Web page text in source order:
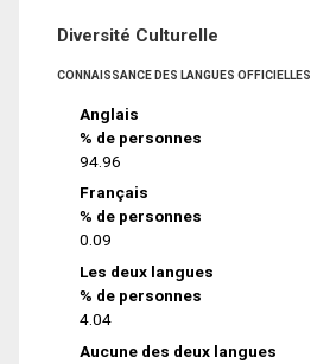
Diversité Culturelle
CONNAISSANCE DES LANGUES OFFICIELLES
Anglais
% de personnes
94.96
Français
% de personnes
0.09
Les deux langues
% de personnes
4.04
Aucune des deux langues